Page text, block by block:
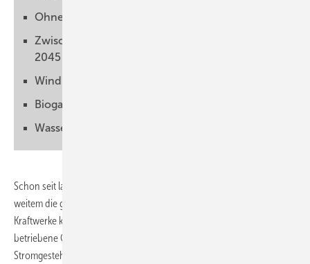
Ohne Speicher immer noch preiswerter
Zwischen drei und zehn Cent Kosten im Jahr
2045
Windkraft wird preiswerter
Biogas und Biomasse sind teurer
Wasserstoffpreise treiben die Stromkosten
Schon seit langem ist die Photovoltaik – neben der Windkraft – bei
weitem die günstigste Form der Stromerzeugung. Konventionelle
Kraftwerke können da nicht mehr mithalten. Bestenfalls mit Erdgas
betriebene Gas- und Dampfkraftwerke (GuD) können es bei den
Stromgestehungskosten noch mit kleinen solaren Dachanlagen